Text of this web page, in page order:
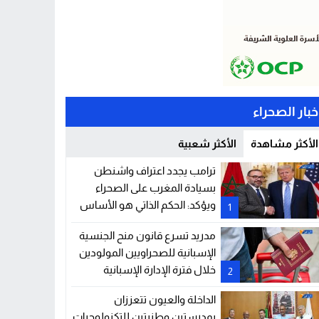
الصحراء
الأكثر مشاهدة الأكثر شعبية
1
ترامب يجدد اعتراف واشنطن
بسيادة المغرب على الصحراء
ويؤكد: الحكم الذاتي هو الأساس
2
مدريد تسرع قانون منح الجنسية
الإسبانية للصحراويين المولودين
خلال فترة الإدارة الإسبانية
الداخلة والعيون تتعززان
بمدرستين وطنيتين للتكنولوجيات